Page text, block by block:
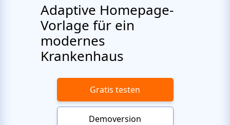
Adaptive Homepage-
Vorlage für ein
modernes
Krankenhaus
Gratis testen
Demoversion